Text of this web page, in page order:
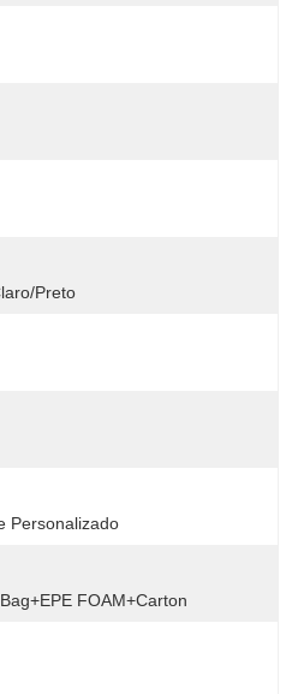
preto
Personalizado
FOAM+Carton